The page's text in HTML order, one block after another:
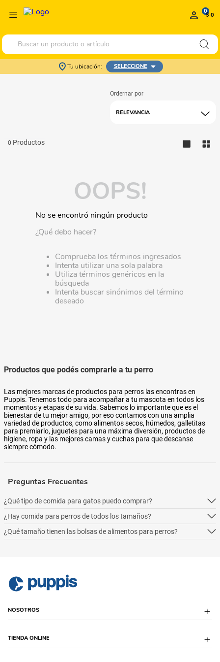
0$ 0
Buscar un producto o artículo
Tu ubicación: SELECCIONE
RELEVANCIA
0
OOPS!
No se encontró ningún producto
¿Qué debo hacer?
Comprueba los términos ingresados
Intenta utilizar una sola palabra
Utiliza términos genéricos en la
búsqueda
Intenta buscar sinónimos del término
deseado
Productos que podés comprarle a tu perro
Las mejores marcas de productos para perros las encontras en
Puppis. Tenemos todo para acompañar a tu mascota en todos los
momentos y etapas de su vida. Sabemos lo importante que es el
bienestar de tu mejor amigo, por eso contamos con una amplia
variedad de productos, como alimentos secos, húmedos, galletitas
para premiarlo, juguetes para una máxima diversión, productos de
higiene, ropa y las mejores camas y cuchas para que descanse
siempre cómodo.
Preguntas Frecuentes
¿Qué tipo de comida para gatos puedo comprar?
Podés comprar online 5 tipos: alimento seco para perros, alimento
húmedo, alimento medicado, para necesidades especialesy alimentos
¿Hay comida para perros de todos los tamaños?
Podés comprar online 5 tipos: alimento seco para perros, alimento
¿Qué tamaño tienen las bolsas de alimentos para perros?
NOSOTROS
TIENDA ONLINE